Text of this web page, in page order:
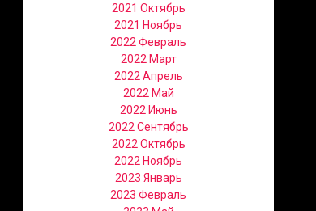
2021 Октябрь
2021 Ноябрь
2022 Февраль
2022 Март
2022 Апрель
2022 Май
2022 Июнь
2022 Сентябрь
2022 Октябрь
2022 Ноябрь
2023 Январь
2023 Февраль